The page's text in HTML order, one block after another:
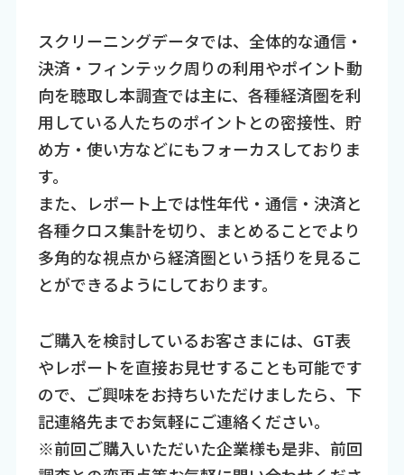
スクリーニングデータでは、全体的な通信・
決済・フィンテック周りの利用やポイント動
向を聴取し本調査では主に、各種経済圏を利
用している人たちのポイントとの密接性、貯
め方・使い方などにもフォーカスしておりま
す。
また、レポート上では性年代・通信・決済と
各種クロス集計を切り、まとめることでより
多角的な視点から経済圏という括りを見るこ
とができるようにしております。
ご購入を検討しているお客さまには、GT表
やレポートを直接お見せすることも可能です
ので、ご興味をお持ちいただけましたら、下
記連絡先までお気軽にご連絡ください。
※前回ご購入いただいた企業様も是非、前回